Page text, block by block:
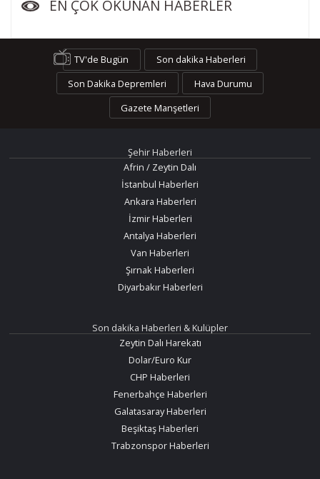
EN ÇOK OKUNAN HABERLER
TV'de Bugün
Son dakika Haberleri
Son Dakika Depremleri
Hava Durumu
Gazete Manşetleri
Şehir Haberleri
Afrin / Zeytin Dalı
İstanbul Haberleri
Ankara Haberleri
İzmir Haberleri
Antalya Haberleri
Van Haberleri
Şırnak Haberleri
Diyarbakır Haberleri
Son dakika Haberleri & Kulüpler
Zeytin Dalı Harekatı
Dolar/Euro Kur
CHP Haberleri
Fenerbahçe Haberleri
Galatasaray Haberleri
Beşiktaş Haberleri
Trabzonspor Haberleri